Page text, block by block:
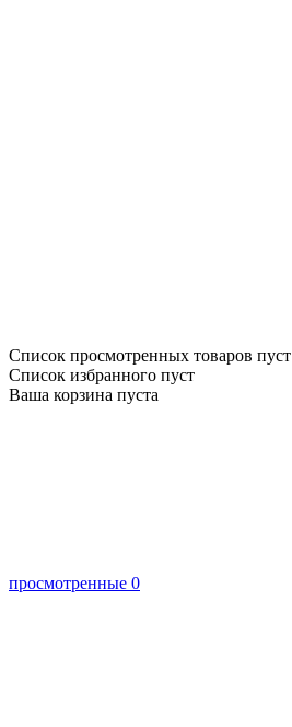
Список просмотренных товаров пуст
Список избранного пуст
Ваша корзина пуста
просмотренные 0